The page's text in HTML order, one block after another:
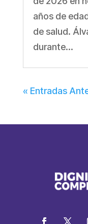
años de
de salud.
durante...
« Entradas